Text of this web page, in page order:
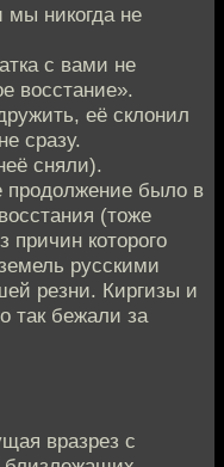
мы никогда не
с вами не
восстание».
её склонил
сразу.
сняли).
продолжение было в
(тоже
причин которого
русскими
резни. Киргизы и
так бежали за
вразрез с